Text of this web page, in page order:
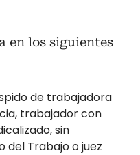
en los siguientes
de trabajadora
trabajador con
sin
del Trabajo o juez